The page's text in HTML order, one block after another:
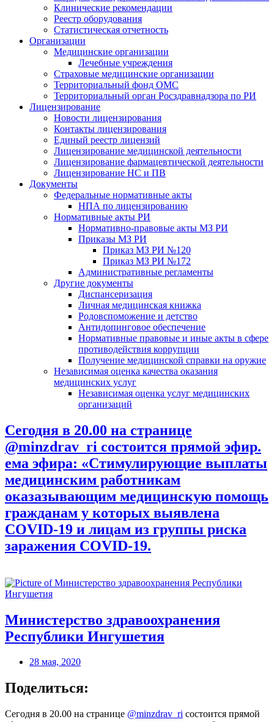
Клинические рекомендации
Реестр оборудования
Статистическая отчетность
Организации
Медицинские организации
Лечебные учреждения
Страховые медицинские организации
Территориальный фонд ОМС
Территориальный орган Росздравнадзора по РИ
Лицензирование
Новости лицензирования
Контакты лицензирования
Единый реестр лицензий
Лицензирование медицинской деятельности
Лицензирование фармацевтической деятельности
Лицензирование НС и ПВ
Документы
Федеральные нормативные акты
НПА по лицензированию
Нормативные акты РИ
Нормативно-правовые акты МЗ РИ
Приказы МЗ РИ
Приказ МЗ РИ №120
Приказ МЗ РИ №172
Административные регламенты
Другие документы
Диспансеризация
Личная медицинская книжка
Родовспоможение и детство
Антидопинговое обеспечение
Нормативные правовые и иные акты в сфере
противодействия коррупции
Получение медицинской справки на оружие
Независимая оценка качества оказания
медицинских услуг
Независимая оценка услуг медицинскиx
организаций
Сегодня в 20.00 на странице
@minzdrav_ri состоится прямой эфир.
ема эфира: «Стимулирующие выплаты
медицинским работникам
оказазывающим медицинскую помощь
гражданам у которых выявлена
COVID-19 и лицам из группы риска
заражения COVID-19.
Министерство здравоохранения
Республики Ингушетия
28 мая, 2020
Поделиться:
Сегодня в 20.00 на странице @minzdrav_ri состоится прямой